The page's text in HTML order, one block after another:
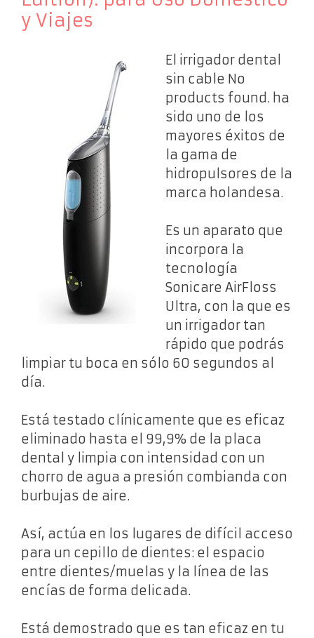
y Viajes
El irrigador dental
sin cable No
products found. ha
sido uno de los
mayores éxitos de
la gama de
hidropulsores de la
marca holandesa.
Es un aparato que
incorpora la
tecnología
Sonicare AirFloss
Ultra, con la que es
un irrigador tan
rápido que podrás
limpiar tu boca en sólo 60 segundos al
día.
Está testado clínicamente que es eficaz
eliminado hasta el 99,9% de la placa
dental y limpia con intensidad con un
chorro de agua a presión combianda con
burbujas de aire.
Así, actúa en los lugares de difícil acceso
para un cepillo de dientes: el espacio
entre dientes/muelas y la línea de las
encías de forma delicada.
Está demostrado que es tan eficaz en tu